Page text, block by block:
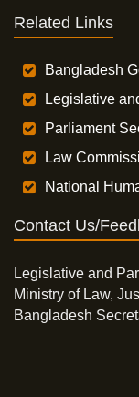
Related Links
Bangladesh
Legislative
Parliament
Law
National
Contact Us/
Legislative and
Ministry of Law,
Bangladesh